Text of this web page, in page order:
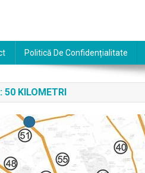
Politică De Confidențialitate
50 KILOMETRI